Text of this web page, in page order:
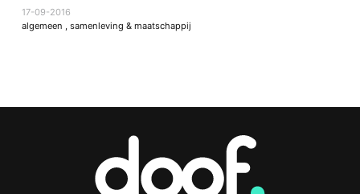
17-09-2016
algemeen , samenleving & maatschappij